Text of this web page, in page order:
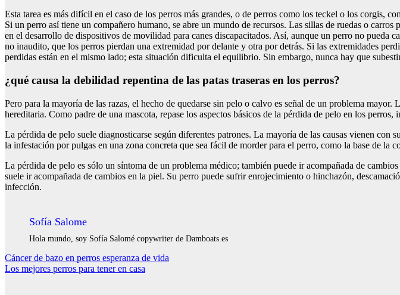
Esta tarea es más difícil en el caso de los perros más grandes, o de perros como los teckel o los corgis,
Si un perro así tiene un compañero humano, se abre un mundo de recursos. Las sillas de ruedas o
en el desarrollo de dispositivos de movilidad para canes discapacitados. Así, aunque un perro no pueda
no inaudito, que los perros pierdan una extremidad por delante y otra por detrás. Si las extremidades
perdidas están en el mismo lado; esta situación dificulta el equilibrio. Sin embargo, nunca hay que
¿qué causa la debilidad repentina de las patas traseras en los perros?
Pero para la mayoría de las razas, el hecho de quedarse sin pelo o calvo es señal de un problema
hereditaria. Como padre de una mascota, repase los aspectos básicos de la pérdida de pelo en los
La pérdida de pelo suele diagnosticarse según diferentes patrones. La mayoría de las causas vienen
la infestación por pulgas en una zona concreta que sea fácil de morder para el perro, como la base de
La pérdida de pelo es sólo un síntoma de un problema médico; también puede ir acompañada de
suele ir acompañada de cambios en la piel. Su perro puede sufrir enrojecimiento o hinchazón,
infección.
Sofía Salome
Hola mundo, soy Sofía Salomé copywriter de Damboats.es
Navegación
de
Cáncer de bazo en perros esperanza de vida
Los mejores perros para tener en casa